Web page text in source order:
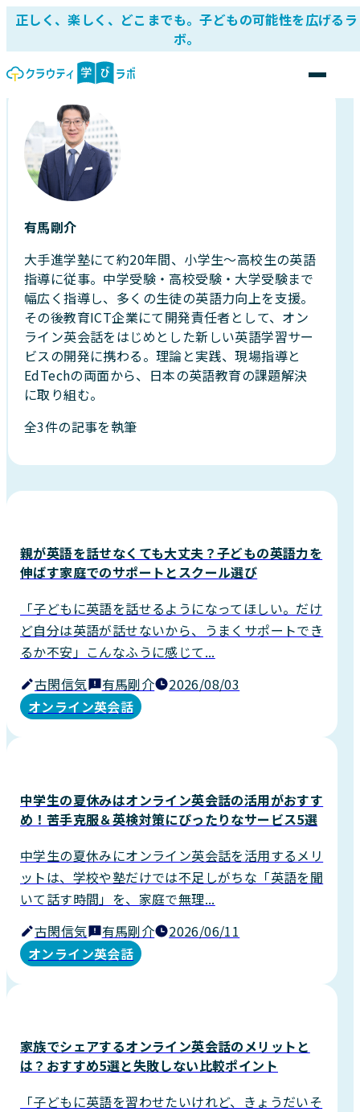
正しく、楽しく、どこまでも。子どもの可能性を広げるラ
ボ。
有馬剛介
大手進学塾にて約20年間、小学生〜高校生の英語
指導に従事。中学受験・高校受験・大学受験まで
幅広く指導し、多くの生徒の英語力向上を支援。
その後教育ICT企業にて開発責任者として、オン
ライン英会話をはじめとした新しい英語学習サー
ビスの開発に携わる。理論と実践、現場指導と
EdTechの両面から、日本の英語教育の課題解決
に取り組む。
全3件の記事を執筆
親が英語を話せなくても大丈夫？子どもの英語力を
伸ばす家庭でのサポートとスクール選び
「子どもに英語を話せるようになってほしい。だけ
ど自分は英語が話せないから、うまくサポートでき
るか不安」こんなふうに感じて...
古閑信気
有馬剛介
2026/08/03
オンライン英会話
中学生の夏休みはオンライン英会話の活用がおすす
め！苦手克服＆英検対策にぴったりなサービス5選
中学生の夏休みにオンライン英会話を活用するメリ
ットは、学校や塾だけでは不足しがちな「英語を聞
いて話す時間」を、家庭で無理...
古閑信気
有馬剛介
2026/06/11
オンライン英会話
家族でシェアするオンライン英会話のメリットと
は？おすすめ5選と失敗しない比較ポイント
「子どもに英語を習わせたいけれど、きょうだいそ